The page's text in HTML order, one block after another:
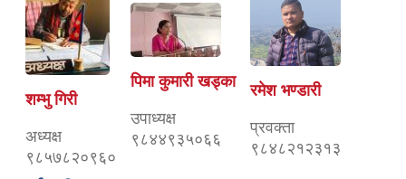
शम्भु गिरी
अध्यक्ष
९८५७८२०९६०
पिमा कुमारी खड्का
उपाध्यक्ष
९८४४९३५०६६
रमेश भण्डारी
प्रवक्ता
९८४८२१२३१३